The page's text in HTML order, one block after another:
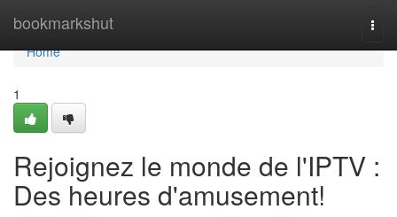
bookmarkshut
Home
Home
1
Rejoignez le monde de l'IPTV :
Des heures d'amusement!